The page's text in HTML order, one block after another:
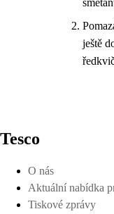
ještě
Tesco
O nás
Aktuální nabídka
Tiskové zprávy